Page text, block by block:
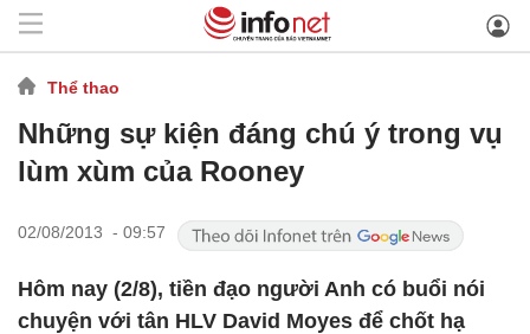
Thể thao
Những sự kiện đáng chú ý trong vụ
lùm xùm của Rooney
02/08/2013 - 09:57
Hôm nay (2/8), tiền đạo người Anh có buổi nói
chuyện với tân HLV David Moyes để chốt hạ